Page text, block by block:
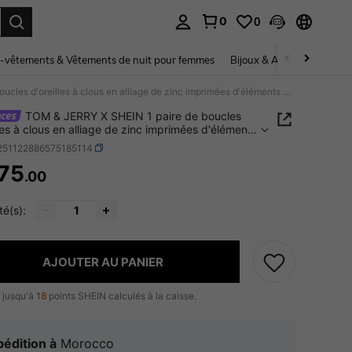
0 0
vêtements & Vêtements de nuit pour femmes Bijoux & Accessoires pour
TOM & JERRY X SHEIN 1 paire de boucles d'oreilles à clous en alliage de zinc imprimées d'éléments de dessin animé, de luxe, de style décontracté chic, convenant pour les fêtes, les concerts et les festivals
TOM & JERRY X SHEIN 1 paire de boucles
à clous en alliage de zinc imprimées d'éléments
animé, de luxe, de style décontracté chic,
pour les fêtes, les concerts et les festivals
AND AVAILABILITY
.00
AJOUTER AU PANIER
jusqu'à 18 points SHEIN calculés à la caisse.
à Morocco